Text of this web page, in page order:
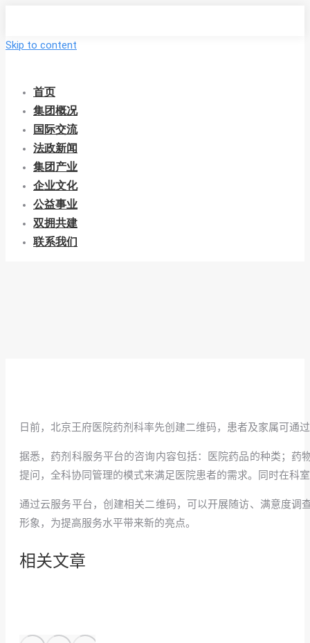
Skip to content
首页
集团概况
国际交流
法政新闻
集团产业
企业文化
公益事业
双拥共建
联系我们
日前，北京王府医院药剂科率先创建二维码，患者及家属可通
据悉，药剂科服务平台的咨询内容包括：医院药品的种类；
提问，全科协同管理的模式来满足医院患者的需求。同时在科
通过云服务平台，创建相关二维码，可以开展随访、满意度
形象，为提高服务水平带来新的亮点。
相关文章